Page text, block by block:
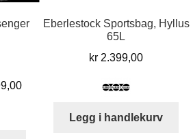
Nåværende
Eberlestock Sportsbag, Hyllus
65L
kr 2.399,00
Legg i handlekurv